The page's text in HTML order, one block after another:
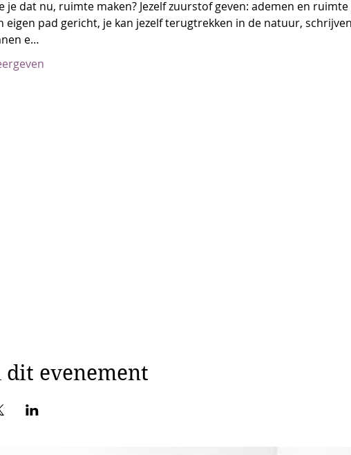
eigen pad gericht, je kan jezelf terugtrekken in de natuur,
e…
dit evenement